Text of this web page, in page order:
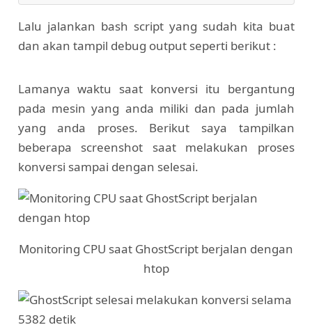
Lalu jalankan bash script yang sudah kita buat
dan akan tampil debug output seperti berikut :
Lamanya waktu saat konversi itu bergantung
pada mesin yang anda miliki dan pada jumlah
yang anda proses. Berikut saya tampilkan
beberapa screenshot saat melakukan proses
konversi sampai dengan selesai.
Monitoring CPU saat GhostScript berjalan dengan
htop